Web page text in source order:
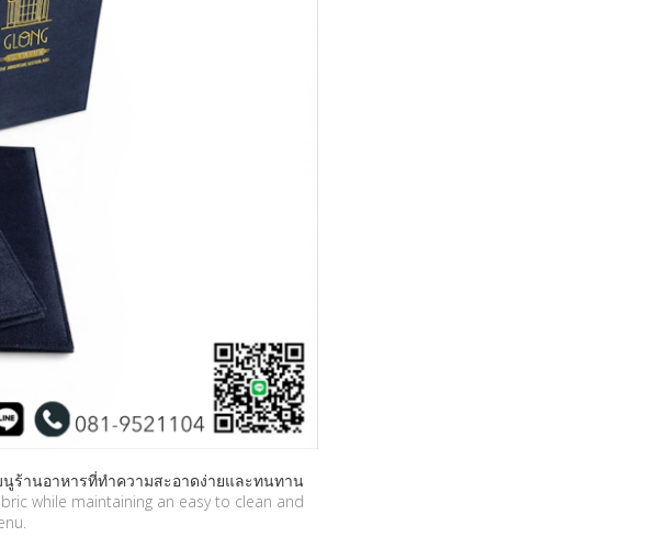
ร้านอาหารที่ทำความสะอาดง่ายและทนทาน
while maintaining an easy to clean and